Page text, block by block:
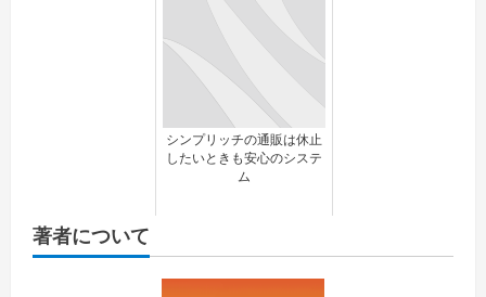
シンプリッチの通販は休止
したいときも安心のシステ
ム
著者について